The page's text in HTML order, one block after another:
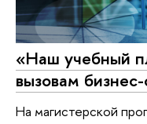
«Наш учебный
вызовам
На магистерской